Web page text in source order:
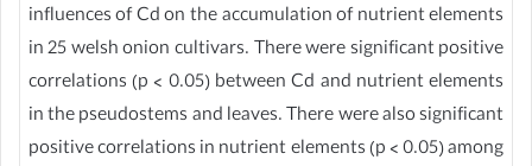
influences of Cd on the accumulation of nutrient elements
in 25 welsh onion cultivars. There were significant positive
correlations (p < 0.05) between Cd and nutrient elements
in the pseudostems and leaves. There were also significant
positive correlations in nutrient elements (p < 0.05) among